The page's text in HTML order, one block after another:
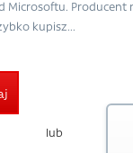
Microsoftu.
kupisz...
lub